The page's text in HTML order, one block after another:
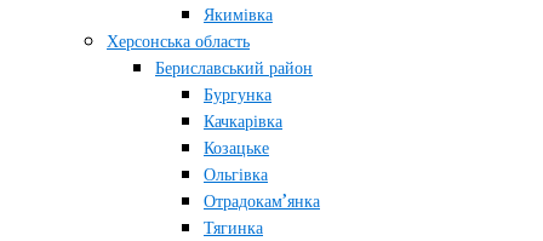
Якимівка
Херсонська область
Бериславський район
Бургунка
Качкарівка
Козацьке
Ольгівка
Отрадокам’янка
Тягинка